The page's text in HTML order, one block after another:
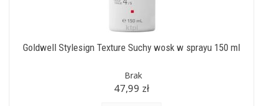
Goldwell Stylesign Texture Suchy wosk w sprayu 150 ml
Brak
47,99 zł